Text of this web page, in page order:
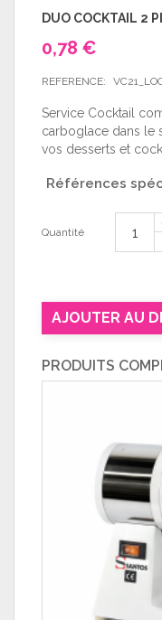
DUO COCKTAIL 2
0,78 €
REFERENCE:
Service Cocktail
carboglace dans le
vos desserts et
Références
Quantité
AJOUTER AU
PRODUITS